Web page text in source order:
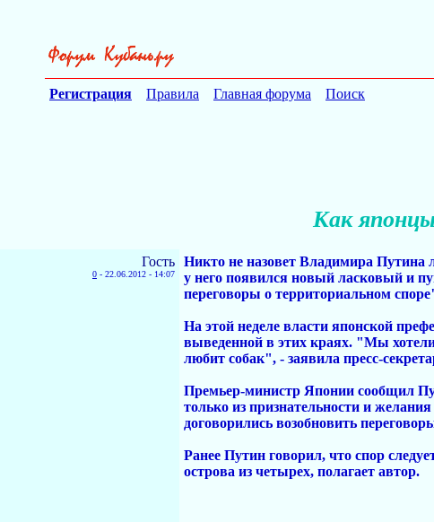
Регистрация Правила Главная форума Поиск
Как
Гость
0 - 22.06.2012 - 14:07
Никто не назовет Владимира Путина
у него появился новый ласковый и
переговоры о территориальном
На этой неделе власти японской
выведенной в этих краях. "Мы
любит собак", - заявила пресс-
Премьер-министр Японии сообщил
только из признательности и
договорились возобновить
Ранее Путин говорил, что спор
острова из четырех, полагает автор.